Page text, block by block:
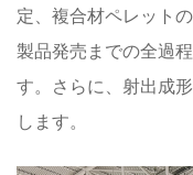
定、複合材ペレット
製品発売までの全過
す。さらに、射出成
します。